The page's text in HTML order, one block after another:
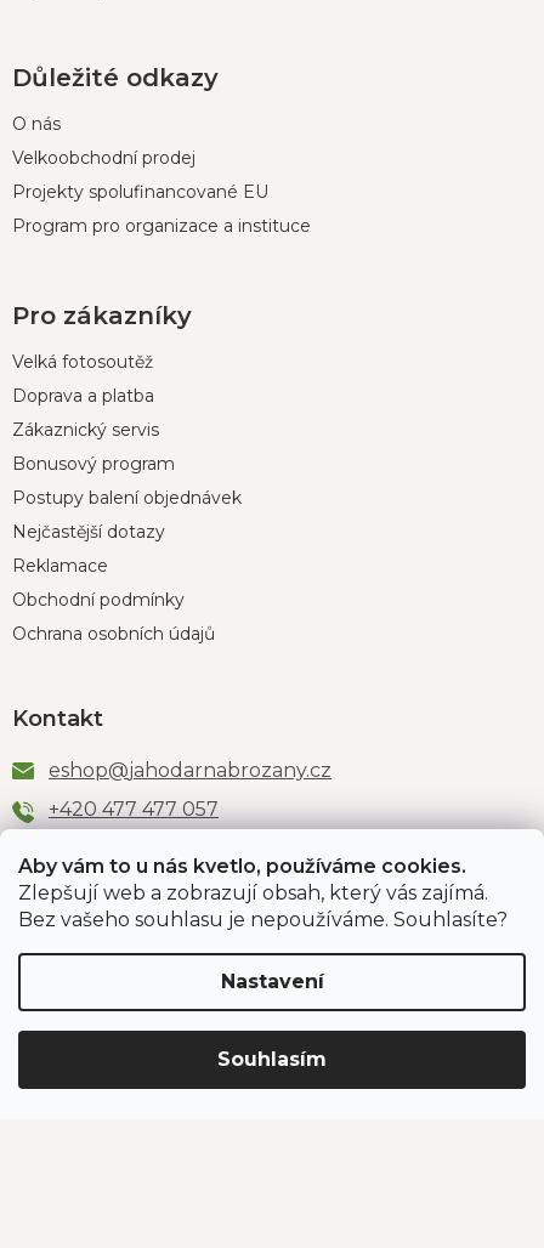
Aby vám to u nás kvetlo, používáme cookies.
Zlepšují web a zobrazují obsah, který vás zajímá.
Bez vašeho souhlasu je nepoužíváme. Souhlasíte?
Nastavení
Souhlasím
Důležité odkazy
O nás
Velkoobchodní prodej
Projekty spolufinancované EU
Program pro organizace a instituce
Pro zákazníky
Velká fotosoutěž
Doprava a platba
Zákaznický servis
Bonusový program
Postupy balení objednávek
Nejčastější dotazy
Reklamace
Obchodní podmínky
Ochrana osobních údajů
Kontakt
eshop@jahodarnabrozany.cz
+420 477 477 057
Odběr newsletteru
PŘIHLÁSIT SE